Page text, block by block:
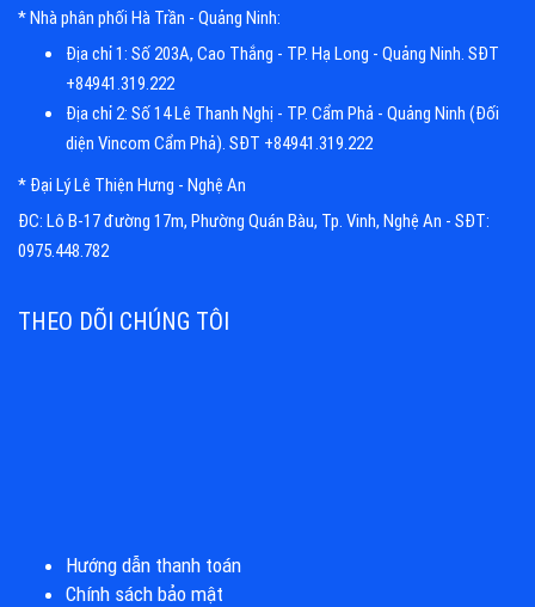
* Nhà phân phối Hà Trần - Quảng Ninh:
Địa chỉ 1: Số 203A, Cao Thắng - TP. Hạ Long - Quảng Ninh. SĐT
+84941.319.222
Địa chỉ 2: Số 14 Lê Thanh Nghị - TP. Cẩm Phả - Quảng Ninh (Đối
diện Vincom Cẩm Phả). SĐT +84941.319.222
* Đại Lý Lê Thiện Hưng - Nghệ An
ĐC: Lô B-17 đường 17m, Phường Quán Bàu, Tp. Vinh, Nghệ An - SĐT:
0975.448.782
THEO DÕI CHÚNG TÔI
Hướng dẫn thanh toán
Chính sách bảo mật